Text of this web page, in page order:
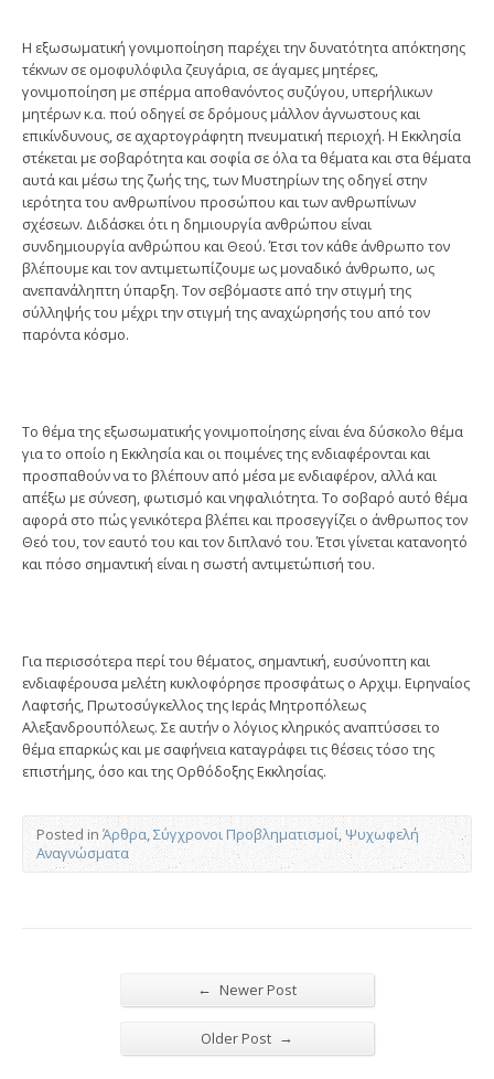
Η εξωσωματική γονιμοποίηση παρέχει την δυνατότητα απόκτησης
τέκνων σε ομοφυλόφιλα ζευγάρια, σε άγαμες μητέρες,
γονιμοποίηση με σπέρμα αποθανόντος συζύγου, υπερήλικων
μητέρων κ.α. πού οδηγεί σε δρόμους μάλλον άγνωστους και
επικίνδυνους, σε αχαρτογράφητη πνευματική περιοχή. Η Εκκλησία
στέκεται με σοβαρότητα και σοφία σε όλα τα θέματα και στα θέματα
αυτά και μέσω της ζωής της, των Μυστηρίων της οδηγεί στην
ιερότητα του ανθρωπίνου προσώπου και των ανθρωπίνων
σχέσεων. Διδάσκει ότι η δημιουργία ανθρώπου είναι
συνδημιουργία ανθρώπου και Θεού. Έτσι τον κάθε άνθρωπο τον
βλέπουμε και τον αντιμετωπίζουμε ως μοναδικό άνθρωπο, ως
ανεπανάληπτη ύπαρξη. Τον σεβόμαστε από την στιγμή της
σύλληψής του μέχρι την στιγμή της αναχώρησής του από τον
παρόντα κόσμο.
Το θέμα της εξωσωματικής γονιμοποίησης είναι ένα δύσκολο θέμα
για το οποίο η Εκκλησία και οι ποιμένες της ενδιαφέρονται και
προσπαθούν να το βλέπουν από μέσα με ενδιαφέρον, αλλά και
απέξω με σύνεση, φωτισμό και νηφαλιότητα. Το σοβαρό αυτό θέμα
αφορά στο πώς γενικότερα βλέπει και προσεγγίζει ο άνθρωπος τον
Θεό του, τον εαυτό του και τον διπλανό του. Έτσι γίνεται κατανοητό
και πόσο σημαντική είναι η σωστή αντιμετώπισή του.
Για περισσότερα περί του θέματος, σημαντική, ευσύνοπτη και
ενδιαφέρουσα μελέτη κυκλοφόρησε προσφάτως ο Αρχιμ. Ειρηναίος
Λαφτσής, Πρωτοσύγκελλος της Ιεράς Μητροπόλεως
Αλεξανδρουπόλεως. Σε αυτήν ο λόγιος κληρικός αναπτύσσει το
θέμα επαρκώς και με σαφήνεια καταγράφει τις θέσεις τόσο της
επιστήμης, όσο και της Ορθόδοξης Εκκλησίας.
Posted in Άρθρα,Σύγχρονοι Προβληματισμοί,Ψυχωφελή
Αναγνώσματα
← Newer Post
Older Post →